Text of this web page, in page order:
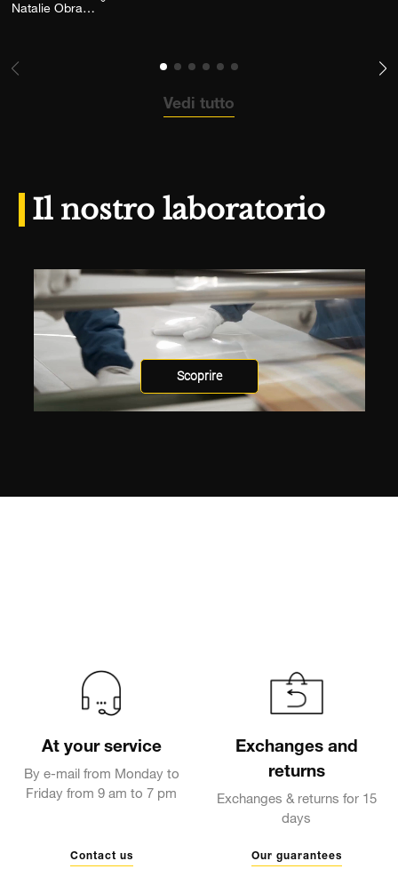
Natalie Obradovich
Vedi tutto
Il nostro laboratorio
Scoprire
At your service
By e-mail from Monday to
Friday from 9 am to 7 pm
Contact us
Exchanges and
returns
Exchanges & returns for 15
days
Our guarantees